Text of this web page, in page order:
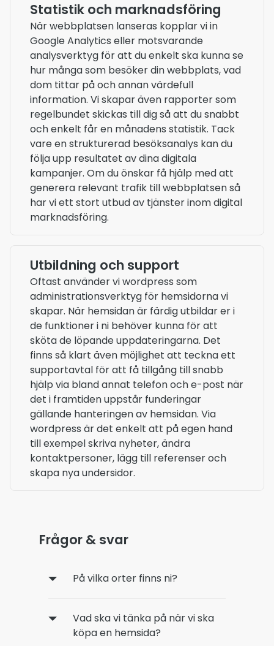
Statistik och marknadsföring
När webbplatsen lanseras kopplar vi in
Google Analytics eller motsvarande
analysverktyg för att du enkelt ska kunna se
hur många som besöker din webbplats, vad
dom tittar på och annan värdefull
information. Vi skapar även rapporter som
regelbundet skickas till dig så att du snabbt
och enkelt får en månadens statistik. Tack
vare en strukturerad besöksanalys kan du
följa upp resultatet av dina digitala
kampanjer. Om du önskar få hjälp med att
generera relevant trafik till webbplatsen så
har vi ett stort utbud av tjänster inom digital
marknadsföring.
Utbildning och support
Oftast använder vi wordpress som
administrationsverktyg för hemsidorna vi
skapar. När hemsidan är färdig utbildar er i
de funktioner i ni behöver kunna för att
sköta de löpande uppdateringarna. Det
finns så klart även möjlighet att teckna ett
supportavtal för att få tillgång till snabb
hjälp via bland annat telefon och e-post när
det i framtiden uppstår funderingar
gällande hanteringen av hemsidan. Via
wordpress är det enkelt att på egen hand
till exempel skriva nyheter, ändra
kontaktpersoner, lägg till referenser och
skapa nya undersidor.
Frågor & svar
På vilka orter finns ni?
Vad ska vi tänka på när vi ska
köpa en hemsida?